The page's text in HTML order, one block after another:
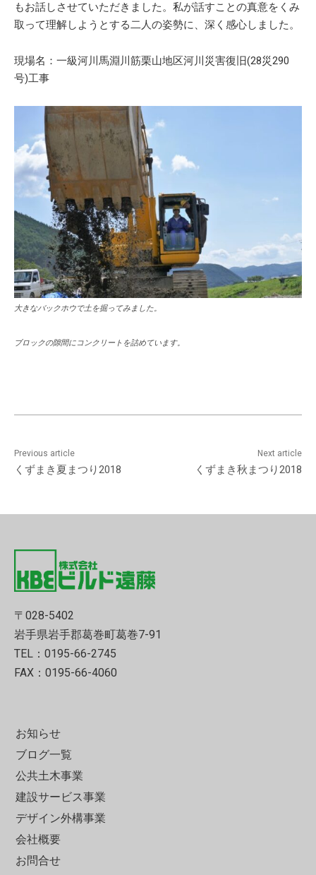
もお話しさせていただきました。私が話すことの真意をくみ
取って理解しようとする二人の姿勢に、深く感心しました。
現場名：一級河川馬淵川筋栗山地区河川災害復旧(28災290
号)工事
大きなバックホウで土を掘ってみました。
ブロックの隙間にコンクリートを詰めています。
Previous article
くずまき夏まつり2018
Next article
くずまき秋まつり2018
〒028-5402
岩手県岩手郡葛巻町葛巻7-91
TEL：0195-66-2745
FAX：0195-66-4060
お知らせ
ブログ一覧
公共土木事業
建設サービス事業
デザイン外構事業
会社概要
お問合せ